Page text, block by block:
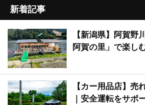
新着記事
【新潟県】阿賀野
阿賀の里」で楽し
【カー用品店】売
｜安全運転をサポ